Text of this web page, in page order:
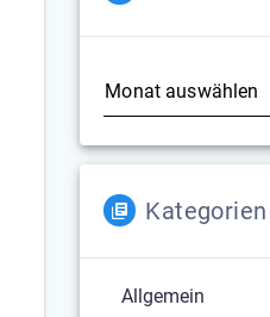
Kategorien
Allgemein